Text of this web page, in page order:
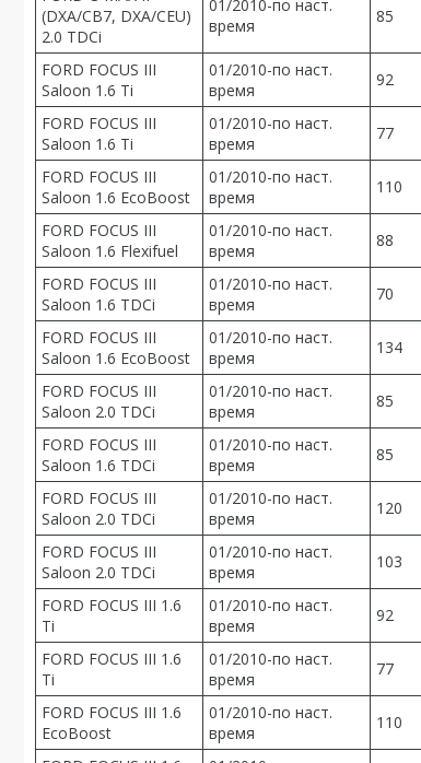
(DXA/CB7, DXA/CEU)
2.0 TDCi
01/2010-по наст.
время
85
FORD FOCUS III
Saloon 1.6 Ti
01/2010-по наст.
время
92
FORD FOCUS III
Saloon 1.6 Ti
01/2010-по наст.
время
77
FORD FOCUS III
Saloon 1.6 EcoBoost
01/2010-по наст.
время
110
FORD FOCUS III
Saloon 1.6 Flexifuel
01/2010-по наст.
время
88
FORD FOCUS III
Saloon 1.6 TDCi
01/2010-по наст.
время
70
FORD FOCUS III
Saloon 1.6 EcoBoost
01/2010-по наст.
время
134
FORD FOCUS III
Saloon 2.0 TDCi
01/2010-по наст.
время
85
FORD FOCUS III
Saloon 1.6 TDCi
01/2010-по наст.
время
85
FORD FOCUS III
Saloon 2.0 TDCi
01/2010-по наст.
время
120
FORD FOCUS III
Saloon 2.0 TDCi
01/2010-по наст.
время
103
FORD FOCUS III 1.6
Ti
01/2010-по наст.
время
92
FORD FOCUS III 1.6
Ti
01/2010-по наст.
время
77
FORD FOCUS III 1.6
EcoBoost
01/2010-по наст.
время
110